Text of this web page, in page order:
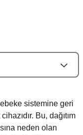
sistemine geri
Bu, dağıtım
neden olan